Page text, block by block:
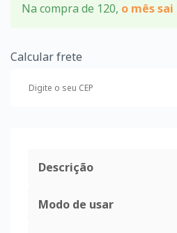
Na compra de 120, o mês sai
Calcular frete
Descrição
Modo de usar